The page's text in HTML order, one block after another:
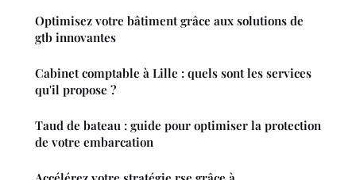
Optimisez votre bâtiment grâce aux solutions de
gtb innovantes
Cabinet comptable à Lille : quels sont les services
qu'il propose ?
Taud de bateau : guide pour optimiser la protection
de votre embarcation